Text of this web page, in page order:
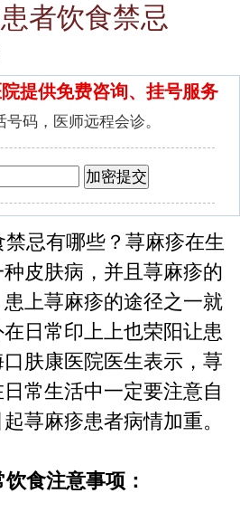
者饮食禁忌
提供免费咨询、挂号服务
码，医师远程会诊。
忌有哪些？荨麻疹在生
皮肤病，并且荨麻疹的
上荨麻疹的途径之一就
日常印上上也荣阳让患
肤康医院医生表示，荨
常生活中一定要注意自
荨麻疹患者病情加重。
食注意事项：